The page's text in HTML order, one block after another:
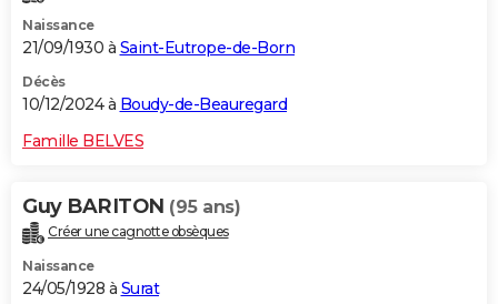
COPAINS D'AVANT
S'inscrire
Se connecter
Lycées
Collèges
Primaires
Universités
Entreprises
Service militaire
Avis de recherche
AVIS DE DÉCÈS
Naissance
21/09/1930 à Saint-Eutrope-de-Born
Décès
10/12/2024 à Boudy-de-Beauregard
Famille BELVES
Guy BARITON (95 ans)
Créer une cagnotte obsèques
Naissance
24/05/1928 à Surat